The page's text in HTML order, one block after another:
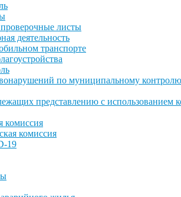
листы
деятельность
транспорте
по муниципальному контролю
представлению с использованием
комиссия
комиссия
19